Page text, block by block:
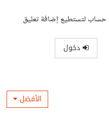
لتستطيع إضافة تعليق
دخول
الأفضل